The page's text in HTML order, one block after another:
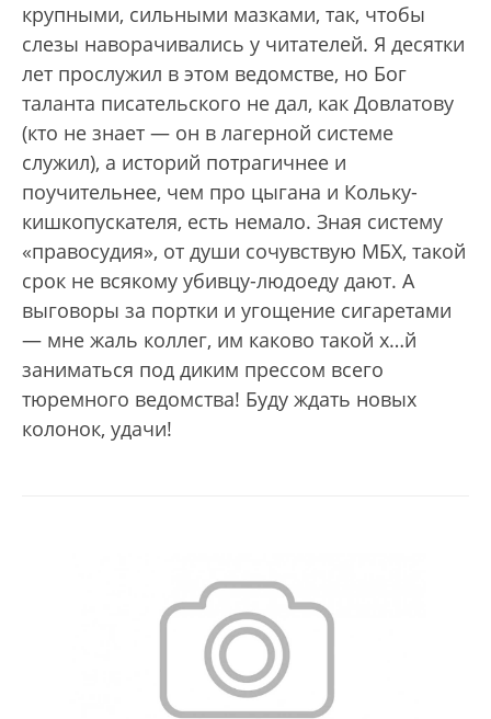
крупными, сильными мазками, так, чтобы
слезы наворачивались у читателей. Я десятки
лет прослужил в этом ведомстве, но Бог
таланта писательского не дал, как Довлатову
(кто не знает — он в лагерной системе
служил), а историй потрагичнее и
поучительнее, чем про цыгана и Кольку-
кишкопускателя, есть немало. Зная систему
«правосудия», от души сочувствую МБХ, такой
срок не всякому убивцу-людоеду дают. А
выговоры за портки и угощение сигаретами
— мне жаль коллег, им каково такой х…й
заниматься под диким прессом всего
тюремного ведомства! Буду ждать новых
колонок, удачи!